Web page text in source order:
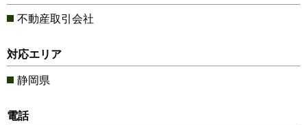
不動産取引会社
対応エリア
静岡県
電話